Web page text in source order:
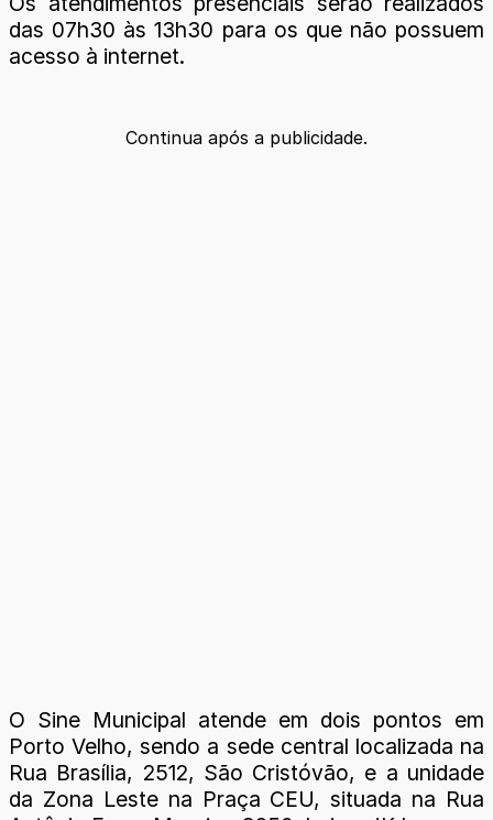
das 07h30 às 13h30 para os que não possuem
acesso à internet.
Continua após a publicidade.
O Sine Municipal atende em dois pontos em
Porto Velho, sendo a sede central localizada na
Rua Brasília, 2512, São Cristóvão, e a unidade
da Zona Leste na Praça CEU, situada na Rua